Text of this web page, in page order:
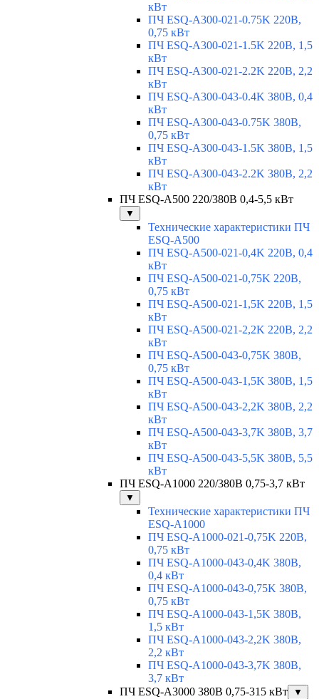
кВт
ПЧ ESQ-A300-021-0.75K 220В,
0,75 кВт
ПЧ ESQ-A300-021-1.5K 220В, 1,5
кВт
ПЧ ESQ-A300-021-2.2K 220В, 2,2
кВт
ПЧ ESQ-A300-043-0.4K 380В, 0,4
кВт
ПЧ ESQ-A300-043-0.75K 380В,
0,75 кВт
ПЧ ESQ-A300-043-1.5K 380В, 1,5
кВт
ПЧ ESQ-A300-043-2.2K 380В, 2,2
кВт
ПЧ ESQ-A500 220/380В 0,4-5,5 кВт
▼
Технические характеристики ПЧ
ESQ-A500
ПЧ ESQ-A500-021-0,4K 220В, 0,4
кВт
ПЧ ESQ-A500-021-0,75K 220В,
0,75 кВт
ПЧ ESQ-A500-021-1,5K 220В, 1,5
кВт
ПЧ ESQ-A500-021-2,2K 220В, 2,2
кВт
ПЧ ESQ-A500-043-0,75K 380В,
0,75 кВт
ПЧ ESQ-A500-043-1,5K 380В, 1,5
кВт
ПЧ ESQ-A500-043-2,2K 380В, 2,2
кВт
ПЧ ESQ-A500-043-3,7K 380В, 3,7
кВт
ПЧ ESQ-A500-043-5,5K 380В, 5,5
кВт
ПЧ ESQ-A1000 220/380В 0,75-3,7 кВт
▼
Технические характеристики ПЧ
ESQ-A1000
ПЧ ESQ-A1000-021-0,75K 220В,
0,75 кВт
ПЧ ESQ-A1000-043-0,4K 380В,
0,4 кВт
ПЧ ESQ-A1000-043-0,75K 380В,
0,75 кВт
ПЧ ESQ-A1000-043-1,5K 380В,
1,5 кВт
ПЧ ESQ-A1000-043-2,2K 380В,
2,2 кВт
ПЧ ESQ-A1000-043-3,7K 380В,
3,7 кВт
ПЧ ESQ-A3000 380В 0,75-315 кВт
▼